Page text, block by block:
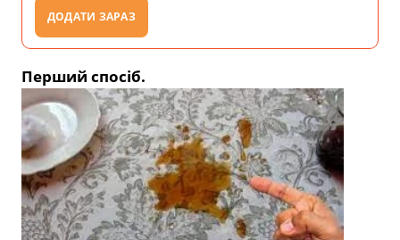
ДОДАТИ ЗАРАЗ
Перший спосіб.